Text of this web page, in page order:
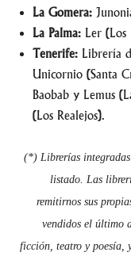
La Gomera:
La Palma: Ler (Los
Tenerife: Librería
Unicornio (Santa
Baobab y Lemus
(Los Realejos).
(*) Librerías
listado. Las
remitirnos sus
vendidos el último
ficción, teatro y poesía,